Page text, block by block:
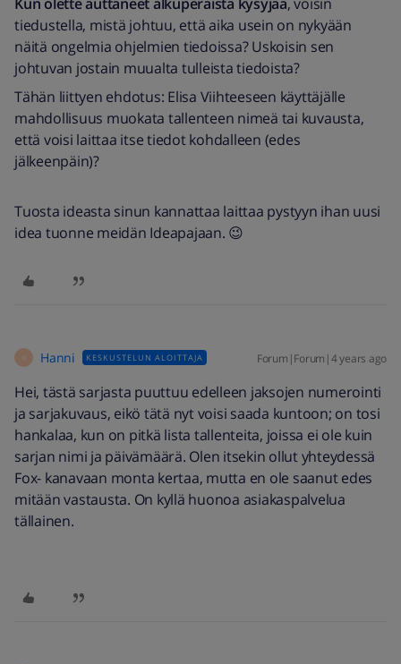
tiedustella, mistä johtuu, että aika usein on nykyään
näitä ongelmia ohjelmien tiedoissa? Uskoisin sen
johtuvan jostain muualta tulleista tiedoista?
Tähän liittyen ehdotus: Elisa Viihteeseen käyttäjälle
mahdollisuus muokata tallenteen nimeä tai kuvausta,
että voisi laittaa itse tiedot kohdalleen (edes
jälkeenpäin)?
Tuosta ideasta sinun kannattaa laittaa pystyyn ihan uusi
idea tuonne meidän Ideapajaan. 😉
H Hanni KESKUSTELUN ALOITTAJA Forum|Forum|4 years ago
Hei, tästä sarjasta puuttuu edelleen jaksojen numerointi
ja sarjakuvaus, eikö tätä nyt voisi saada kuntoon; on tosi
hankalaa, kun on pitkä lista tallenteita, joissa ei ole kuin
sarjan nimi ja päivämäärä. Olen itsekin ollut yhteydessä
Fox- kanavaan monta kertaa, mutta en ole saanut edes
mitään vastausta. On kyllä huonoa asiakaspalvelua
tällainen.